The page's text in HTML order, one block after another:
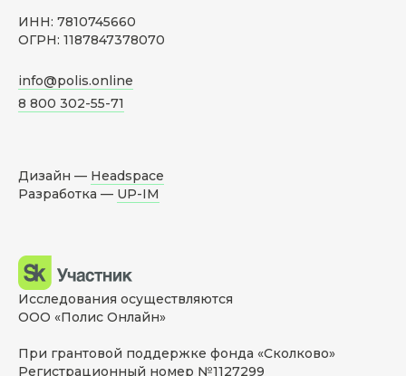
ИНН: 7810745660
ОГРН: 1187847378070
info@polis.online
8 800 302-55-71
Дизайн — Headspace
Разработка — UP-IM
Исследования осуществляются
ООО «Полис Онлайн»
При грантовой поддержке фонда «Сколково»
Регистрационный номер №1127299